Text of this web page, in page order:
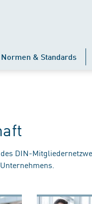
Normen & Standards
DIN-